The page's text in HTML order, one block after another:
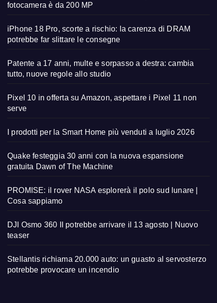
fotocamera è da 200 MP
iPhone 18 Pro, scorte a rischio: la carenza di DRAM
potrebbe far slittare le consegne
Patente a 17 anni, multe e sorpasso a destra: cambia
tutto, nuove regole allo studio
Pixel 10 in offerta su Amazon, aspettare i Pixel 11 non
serve
I prodotti per la Smart Home più venduti a luglio 2026
Quake festeggia 30 anni con la nuova espansione
gratuita Dawn of The Machine
PROMISE: il rover NASA esplorerà il polo sud lunare |
Cosa sappiamo
DJI Osmo 360 II potrebbe arrivare il 13 agosto | Nuovo
teaser
Stellantis richiama 20.000 auto: un guasto al servosterzo
potrebbe provocare un incendio